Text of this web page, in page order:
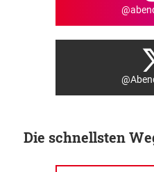
Die schnellsten